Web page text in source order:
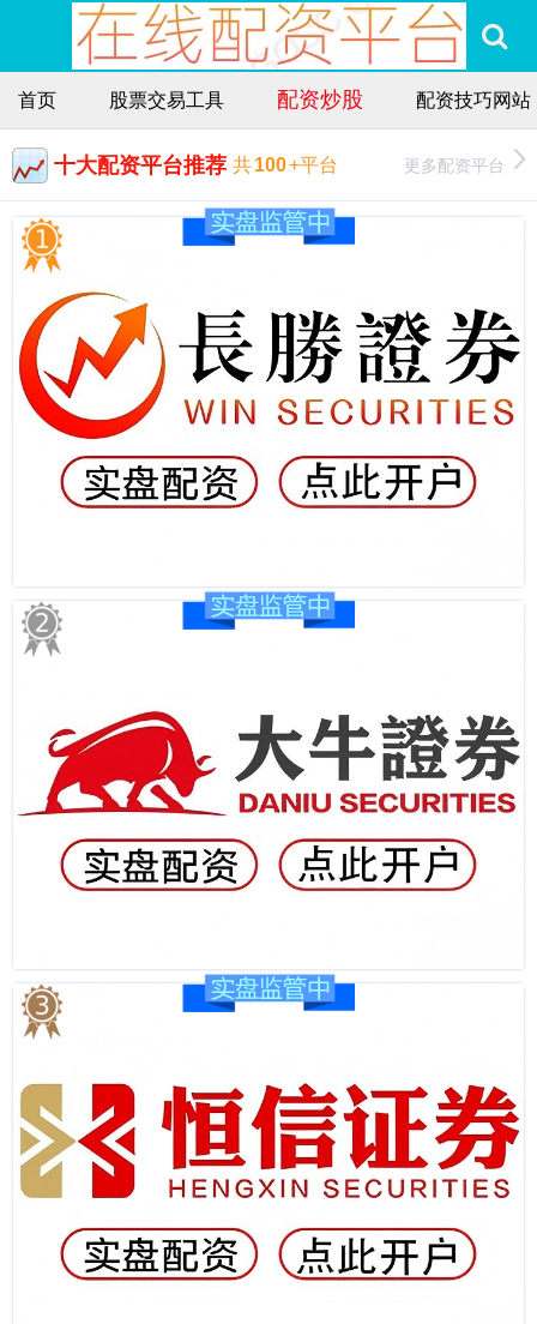
首页 股票交易工具 配资炒股 配资技巧网站
十大配资平台推荐 共100+平台 更多配资平台